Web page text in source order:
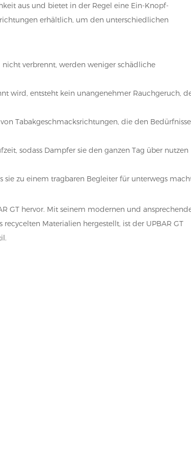
aus und bietet in der Regel eine Ein-Knopf-
erhältlich, um den unterschiedlichen
verbrennt, werden weniger schädliche
wird, entsteht kein unangenehmer Rauchgeruch,
Tabakgeschmacksrichtungen, die den
sodass Dampfer sie den ganzen Tag über nutzen
sie zu einem tragbaren Begleiter für unterwegs
GT hervor. Mit seinem modernen und
Materialien hergestellt, ist der UPBAR GT